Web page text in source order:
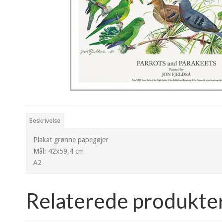
Beskrivelse
Plakat grønne papegøjer
Mål: 42x59,4 cm
A2
Relaterede